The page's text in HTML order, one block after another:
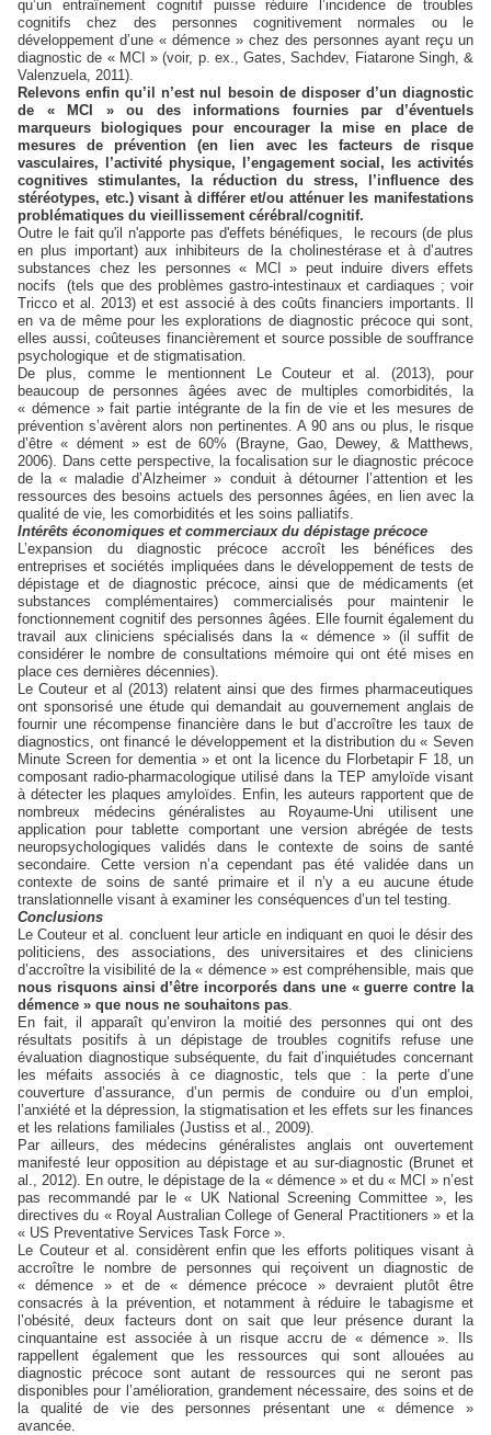
qu’un entraînement cognitif puisse réduire l’incidence de troubles
cognitifs chez des personnes cognitivement normales ou le
développement d’une « démence » chez des personnes ayant reçu un
diagnostic de « MCI » (voir, p. ex., Gates, Sachdev, Fiatarone Singh, &
Valenzuela, 2011).
Relevons enfin qu’il n’est nul besoin de disposer d’un diagnostic
de « MCI » ou des informations fournies par d’éventuels
marqueurs biologiques pour encourager la mise en place de
mesures de prévention (en lien avec les facteurs de risque
vasculaires, l’activité physique, l’engagement social, les activités
cognitives stimulantes, la réduction du stress, l’influence des
stéréotypes, etc.) visant à différer et/ou atténuer les manifestations
problématiques du vieillissement cérébral/cognitif.
Outre le fait qu'il n'apporte pas d'effets bénéfiques,
le recours (de plus
en plus important) aux inhibiteurs de la cholinestérase et à d’autres
substances chez les personnes « MCI » peut induire divers effets
nocifs
(tels que des problèmes gastro-intestinaux et cardiaques ; voir
Tricco et al. 2013) et est associé à des coûts financiers importants. Il
en va de même pour les explorations de diagnostic précoce qui sont,
elles aussi, coûteuses financièrement et source possible de souffrance
psychologique et de stigmatisation.
De plus, comme le mentionnent Le Couteur et al. (2013), pour
beaucoup de personnes âgées avec de multiples comorbidités, la
« démence » fait partie intégrante de la fin de vie et les mesures de
prévention s’avèrent alors non pertinentes. A 90 ans ou plus, le risque
d’être « dément » est de 60% (Brayne, Gao, Dewey, & Matthews,
2006). Dans cette perspective, la focalisation sur le diagnostic précoce
de la « maladie d’Alzheimer » conduit à détourner l’attention et les
ressources des besoins actuels des personnes âgées, en lien avec la
qualité de vie, les comorbidités et les soins palliatifs.
Intérêts économiques et commerciaux du dépistage précoce
L’expansion du diagnostic précoce accroît les bénéfices des
entreprises et sociétés impliquées dans le développement de tests de
dépistage et de diagnostic précoce, ainsi que de médicaments (et
substances complémentaires) commercialisés pour maintenir le
fonctionnement cognitif des personnes âgées. Elle fournit également du
travail aux cliniciens spécialisés dans la « démence » (il suffit de
considérer le nombre de consultations mémoire qui ont été mises en
place ces dernières décennies).
Le Couteur et al (2013) relatent ainsi que des firmes pharmaceutiques
ont sponsorisé une étude qui demandait au gouvernement anglais de
fournir une récompense financière dans le but d’accroître les taux de
diagnostics, ont financé le développement et la distribution du « Seven
Minute Screen for dementia » et ont la licence du Florbetapir F 18, un
composant radio-pharmacologique utilisé dans la TEP amyloïde visant
à détecter les plaques amyloïdes. Enfin, les auteurs rapportent que de
nombreux médecins généralistes au Royaume-Uni utilisent une
application pour tablette comportant une version abrégée de tests
neuropsychologiques validés dans le contexte de soins de santé
secondaire. Cette version n’a cependant pas été validée dans un
contexte de soins de santé primaire et il n’y a eu aucune étude
translationnelle visant à examiner les conséquences d’un tel testing.
Conclusions
Le Couteur et al. concluent leur article en indiquant en quoi le désir des
politiciens, des associations, des universitaires et des cliniciens
d’accroître la visibilité de la « démence » est compréhensible, mais que
nous risquons ainsi d’être incorporés dans une « guerre contre la
démence » que nous ne souhaitons pas
En fait, il apparaît qu’environ la moitié des personnes qui ont des
résultats positifs à un dépistage de troubles cognitifs refuse une
évaluation diagnostique subséquente, du fait d’inquiétudes concernant
les méfaits associés à ce diagnostic, tels que : la perte d’une
couverture d’assurance, d’un permis de conduire ou d’un emploi,
l’anxiété et la dépression, la stigmatisation et les effets sur les finances
et les relations familiales (Justiss et al., 2009).
Par ailleurs, des médecins généralistes anglais ont ouvertement
manifesté leur opposition au dépistage et au sur-diagnostic (Brunet et
al., 2012). En outre, le dépistage de la « démence » et du « MCI » n’est
pas recommandé par le « UK National Screening Committee », les
directives du « Royal Australian College of General Practitioners » et la
« US Preventative Services Task Force ».
Le Couteur et al. considèrent enfin que les efforts politiques visant à
accroître le nombre de personnes qui reçoivent un diagnostic de
« démence » et de « démence précoce » devraient plutôt être
consacrés à la prévention, et notamment à réduire le tabagisme et
l’obésité, deux facteurs dont on sait que leur présence durant la
cinquantaine est associée à un risque accru de « démence ». Ils
rappellent également que les ressources qui sont allouées au
diagnostic précoce sont autant de ressources qui ne seront pas
disponibles pour l’amélioration, grandement nécessaire, des soins et de
la qualité de vie des personnes présentant une « démence »
avancée.